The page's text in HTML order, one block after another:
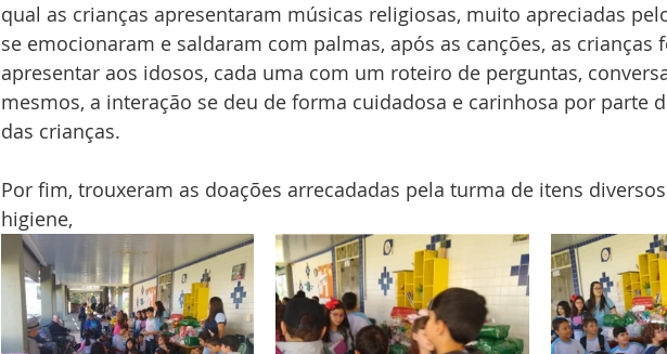
qual as crianças apresentaram músicas religiosas, muito apreciadas
se emocionaram e saldaram com palmas, após as canções, as crianças
apresentar aos idosos, cada uma com um roteiro de perguntas,
mesmos, a interação se deu de forma cuidadosa e carinhosa por parte
das crianças.
Por fim, trouxeram as doações arrecadadas pela turma de itens
higiene,